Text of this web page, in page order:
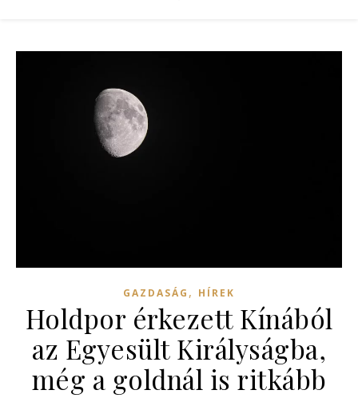
GAZDASÁG , HÍREK
Holdpor érkezett Kínából
az Egyesült Királyságba,
még a goldnál is ritkább